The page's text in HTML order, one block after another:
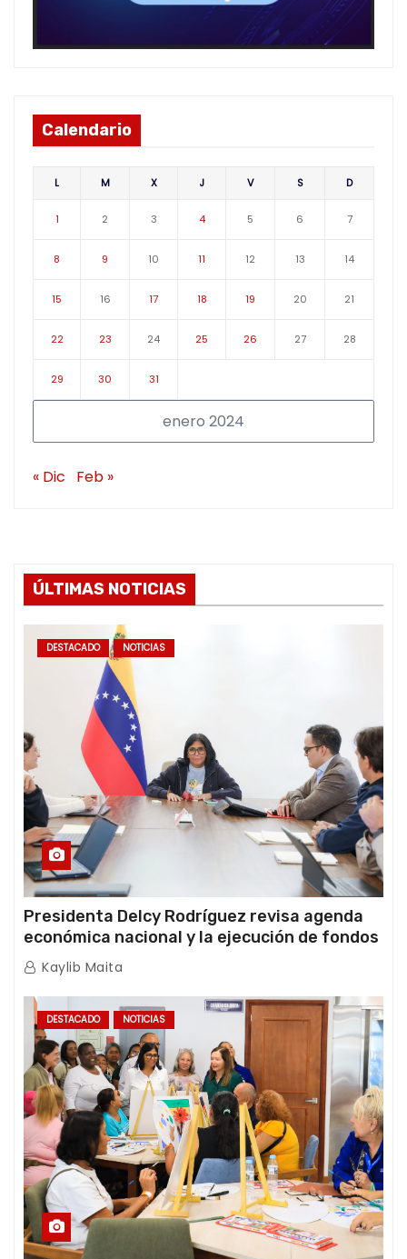
Calendario
enero 2024
L M X J V S D
1 2 3 4 5 6 7
8 9 10 11 12 13 14
15 16 17 18 19 20 21
22 23 24 25 26 27 28
29 30 31
« Dic Feb »
ÚLTIMAS NOTICIAS
DESTACADO NOTICIAS
Presidenta Delcy Rodríguez revisa agenda
económica nacional y la ejecución de fondos
de emergencia post-sismos
Kaylib Maita
DESTACADO NOTICIAS